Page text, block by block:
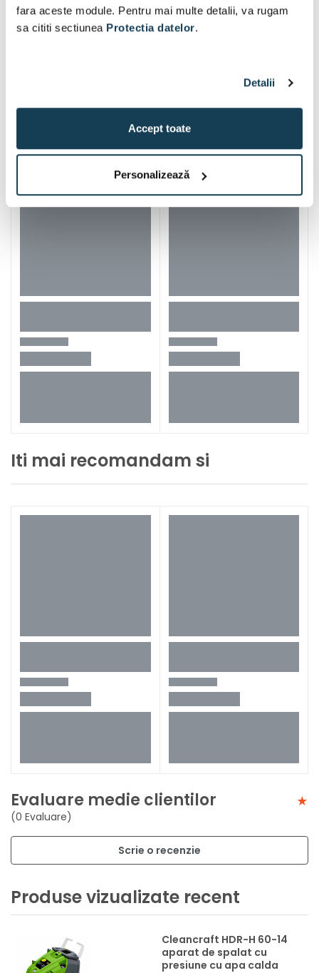
fara aceste module. Pentru mai multe detalii, va rugam
sa cititi sectiunea Protectia datelor.
Detalii
Accept toate
Personalizează
Alti clienti au vizitat si
Iti mai recomandam si
Evaluare medie clientilor
(0 Evaluare)
Scrie o recenzie
Produse vizualizate recent
Cleancraft HDR-H 60-14
aparat de spalat cu
presiune cu apa calda